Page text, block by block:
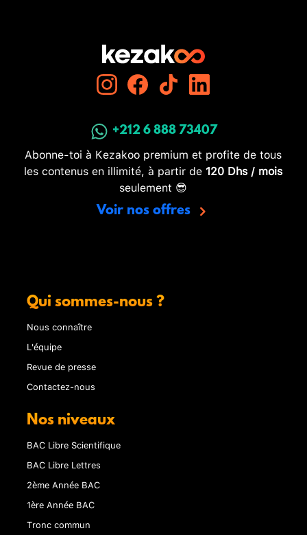
+212 6 888 73407
Abonne-toi à Kezakoo premium et profite de tous
les contenus en illimité, à partir de 120 Dhs / mois
seulement 😎
Voir nos offres
Qui sommes-nous ?
Nous connaître
L'équipe
Revue de presse
Contactez-nous
Nos niveaux
BAC Libre Scientifique
BAC Libre Lettres
2ème Année BAC
1ère Année BAC
Tronc commun